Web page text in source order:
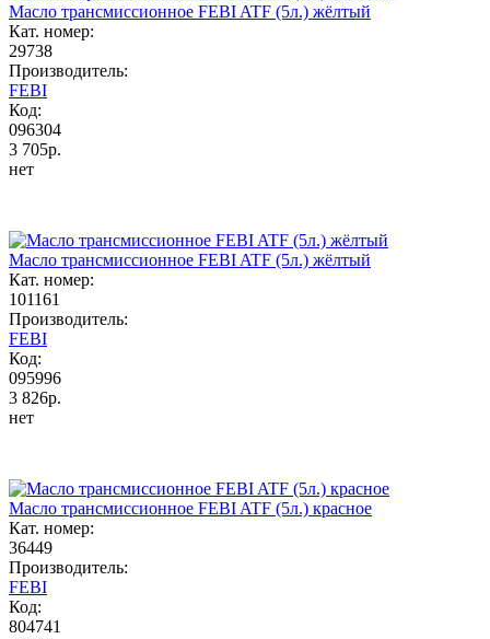
Масло трансмиссионное FEBI ATF (5л.) жёлтый
Кат. номер:
29738
Производитель:
FEBI
Код:
096304
3 705р.
нет
Масло трансмиссионное FEBI ATF (5л.) жёлтый
Кат. номер:
101161
Производитель:
FEBI
Код:
095996
3 826р.
нет
Масло трансмиссионное FEBI ATF (5л.) красное
Кат. номер:
36449
Производитель:
FEBI
Код:
804741